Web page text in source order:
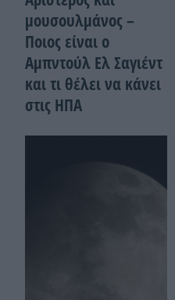
μουσουλμάνος –
Ποιoς είναι ο
Αμπντούλ Ελ Σαγιέντ
και τι θέλει να κάνει
στις ΗΠΑ